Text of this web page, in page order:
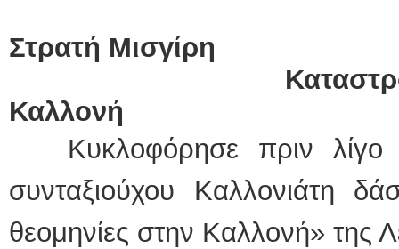
Στρατή Μισγίρη
Καταστροφές και
Καλλονή
Κυκλοφόρησε πριν
συνταξιούχου Καλλονιάτη
θεομηνίες στην Καλλονή» της